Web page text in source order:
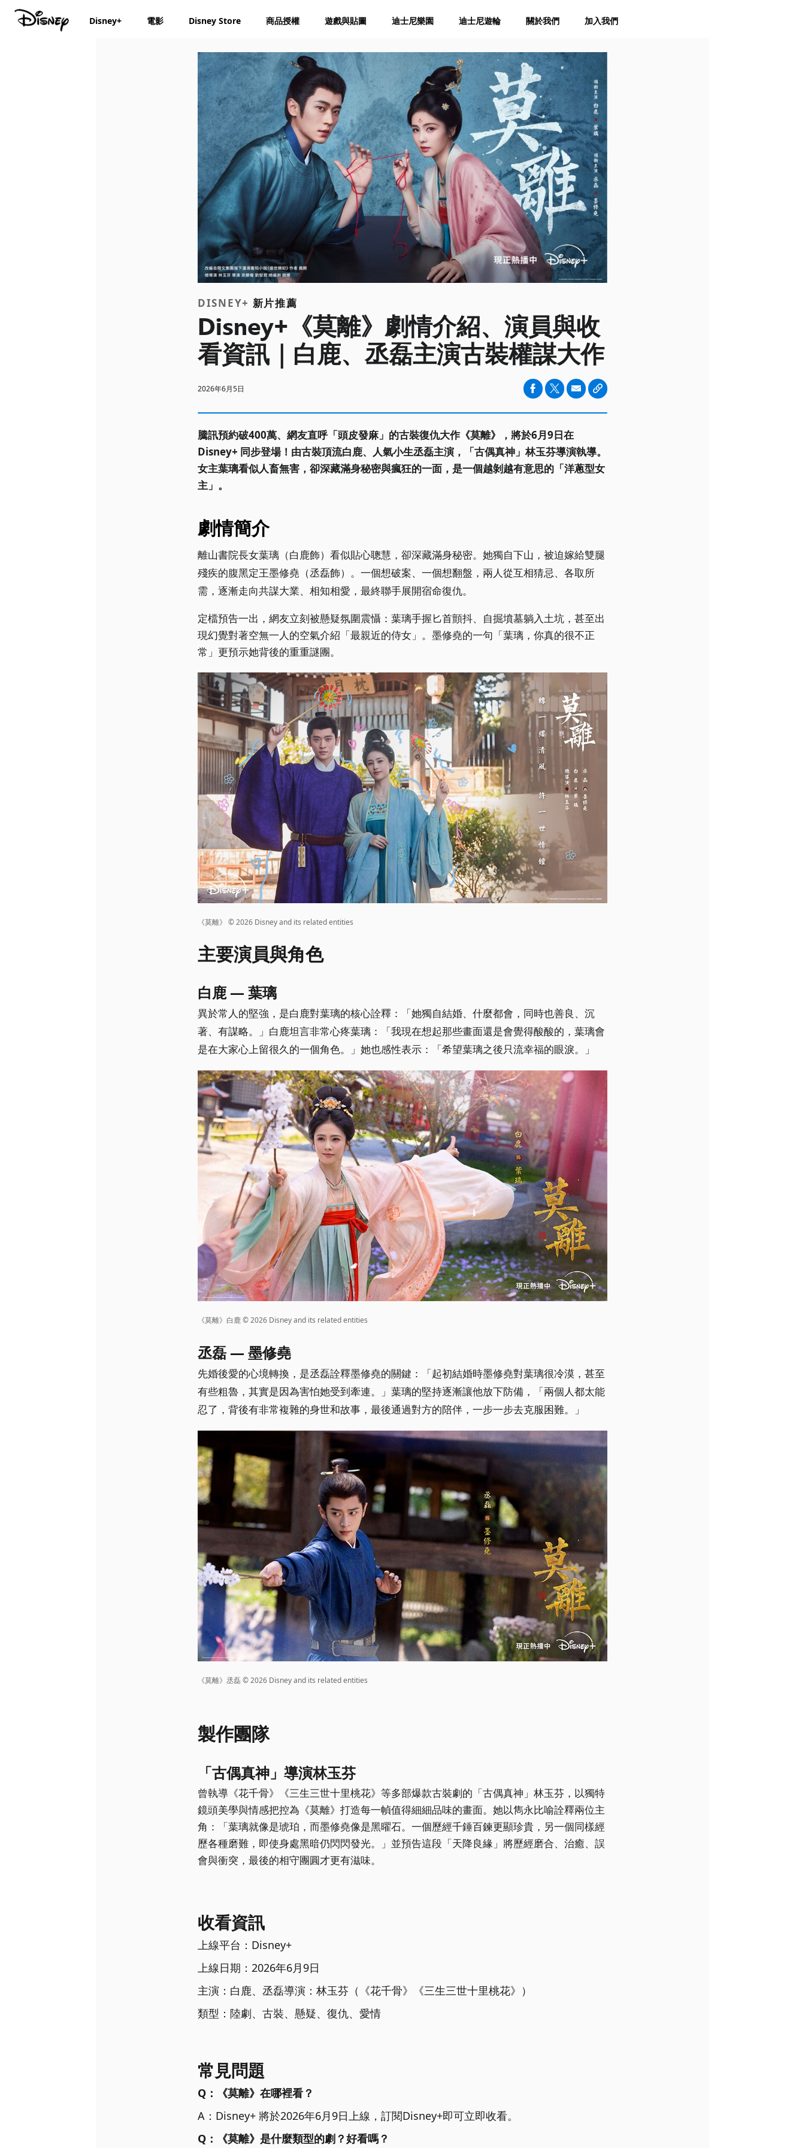
Disney+ 電影 Disney Store 商品授權 遊戲與貼圖 迪士尼樂園 迪士尼遊輪 關於我們 加入我們
DISNEY+ 新片推薦
Disney+《莫離》劇情介紹、演員與收
看資訊｜白鹿、丞磊主演古裝權謀大作
2026年6月5日
騰訊預約破400萬、網友直呼「頭皮發麻」的古裝復仇大作《莫離》，將於6月9日在
Disney+ 同步登場！由古裝頂流白鹿、人氣小生丞磊主演，「古偶真神」林玉芬導演執導。
女主葉璃看似人畜無害，卻深藏滿身秘密與瘋狂的一面，是一個越剝越有意思的「洋蔥型女
主」。
劇情簡介
離山書院長女葉璃（白鹿飾）看似貼心聰慧，卻深藏滿身秘密。她獨自下山，被迫嫁給雙腿
殘疾的腹黑定王墨修堯（丞磊飾）。一個想破案、一個想翻盤，兩人從互相猜忌、各取所
需，逐漸走向共謀大業、相知相愛，最終聯手展開宿命復仇。
定檔預告一出，網友立刻被懸疑氛圍震懾：葉璃手握匕首顫抖、自掘墳墓躺入土坑，甚至出
現幻覺對著空無一人的空氣介紹「最親近的侍女」。墨修堯的一句「葉璃，你真的很不正
常」更預示她背後的重重謎團。
《莫離》 © 2026 Disney and its related entities
主要演員與角色
白鹿 — 葉璃
異於常人的堅強，是白鹿對葉璃的核心詮釋：「她獨自結婚、什麼都會，同時也善良、沉
著、有謀略。」白鹿坦言非常心疼葉璃：「我現在想起那些畫面還是會覺得酸酸的，葉璃會
是在大家心上留很久的一個角色。」她也感性表示：「希望葉璃之後只流幸福的眼淚。」
《莫離》白鹿 © 2026 Disney and its related entities
丞磊 — 墨修堯
先婚後愛的心境轉換，是丞磊詮釋墨修堯的關鍵：「起初結婚時墨修堯對葉璃很冷漠，甚至
有些粗魯，其實是因為害怕她受到牽連。」葉璃的堅持逐漸讓他放下防備，「兩個人都太能
忍了，背後有非常複雜的身世和故事，最後通過對方的陪伴，一步一步去克服困難。」
《莫離》丞磊 © 2026 Disney and its related entities
製作團隊
「古偶真神」導演林玉芬
曾執導《花千骨》《三生三世十里桃花》等多部爆款古裝劇的「古偶真神」林玉芬，以獨特
鏡頭美學與情感把控為《莫離》打造每一幀值得細細品味的畫面。她以雋永比喻詮釋兩位主
角：「葉璃就像是琥珀，而墨修堯像是黑曜石。一個歷經千錘百鍊更顯珍貴，另一個同樣經
歷各種磨難，即使身處黑暗仍閃閃發光。」並預告這段「天降良緣」將歷經磨合、治癒、誤
會與衝突，最後的相守團圓才更有滋味。
收看資訊
上線平台：Disney+
上線日期：2026年6月9日
主演：白鹿、丞磊導演：林玉芬（《花千骨》《三生三世十里桃花》）
類型：陸劇、古裝、懸疑、復仇、愛情
常見問題
Q：《莫離》在哪裡看？
A：Disney+ 將於2026年6月9日上線，訂閱Disney+即可立即收看。
Q：《莫離》是什麼類型的劇？好看嗎？